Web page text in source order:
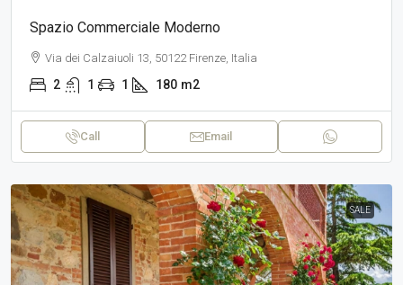
Spazio Commerciale Moderno
Via dei Calzaiuoli 13, 50122 Firenze, Italia
2 1 1 180 m2
Call Email
SALE